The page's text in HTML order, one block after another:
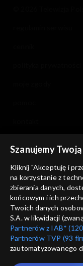
informacje o
Szanujemy
Kliknij "Akceptuję i
na korzystanie z
zbierania danych,
końcowym i ich
Twoich danych
S.A. w likwidacji
Partnerów z IAB*
Partnerów TVP (93
zautomatyzowanego